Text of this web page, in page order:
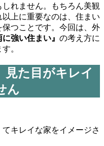
れません。もちろん美観
上に重要なのは、住まい
つことです。今回は、外
に強い住まい』 の考え方に
。
見た目がキレイ
ん
キレイな家をイメージさ